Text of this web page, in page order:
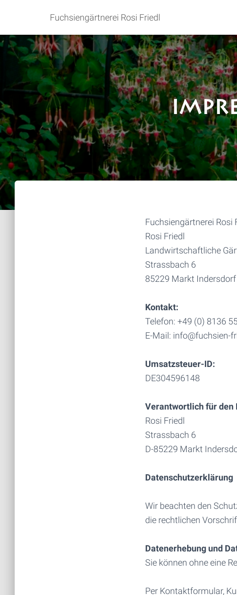
Fuchsiengärtnerei Rosi Friedl
Fuchsiengärtnerei Rosi
Rosi Friedl
Landwirtschaftliche
Strassbach 6
85229 Markt Indersdorf
Kontakt:
Telefon: +49 (0) 8136
E-Mail: info@fuchsien-
Umsatzsteuer-ID:
DE304596148
Verantwortlich für den
Rosi Friedl
Strassbach 6
D-85229 Markt
Datenschutzerklärung
Wir beachten den
die rechtlichen
Datenerhebung und
Sie können ohne eine
Per Kontaktformular,